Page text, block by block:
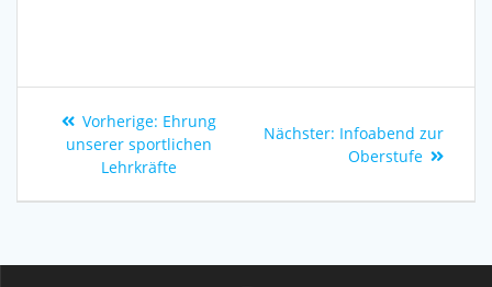
Vorherige: Ehrung
unserer sportlichen
Lehrkräfte
Nächster: Infoabend zur
Oberstufe